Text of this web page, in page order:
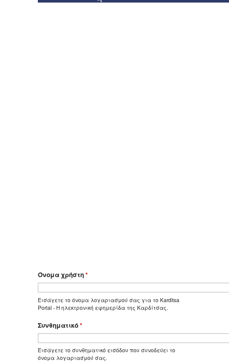
Όνομα χρήστη*
Εισάγετε το όνομα λογαριασμού σας για το Karditsa
Portal - Η ηλεκτρονική εφημερίδα της Καρδίτσας.
Συνθηματικό*
Εισάγετε το συνθηματικό εισόδου που συνοδεύει το
όνομα λογαριασμού σας.